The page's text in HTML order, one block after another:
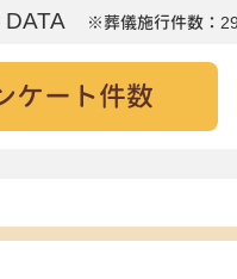
※葬儀施行件数：
ケート件数